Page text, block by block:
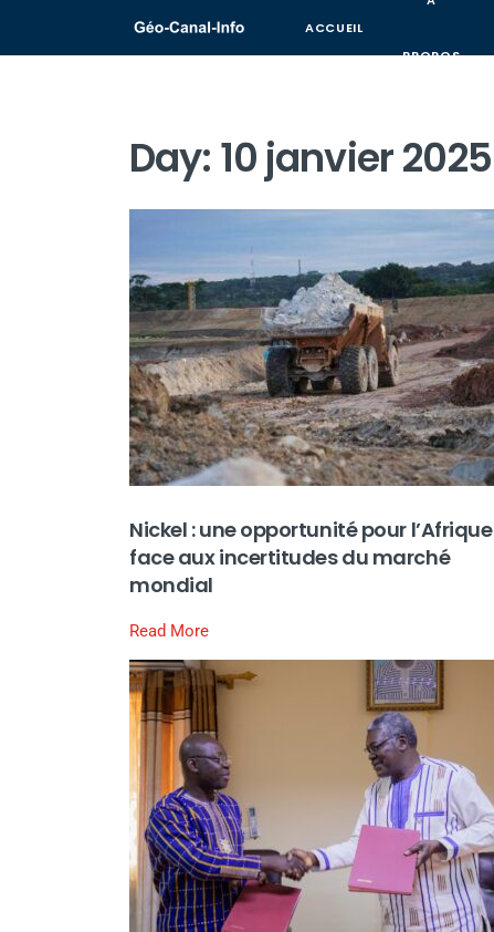
ACCUEIL
PROPOS
Day: 10 janvier 2025
Nickel : une opportunité pour l’Afrique
face aux incertitudes du marché
mondial
Read More